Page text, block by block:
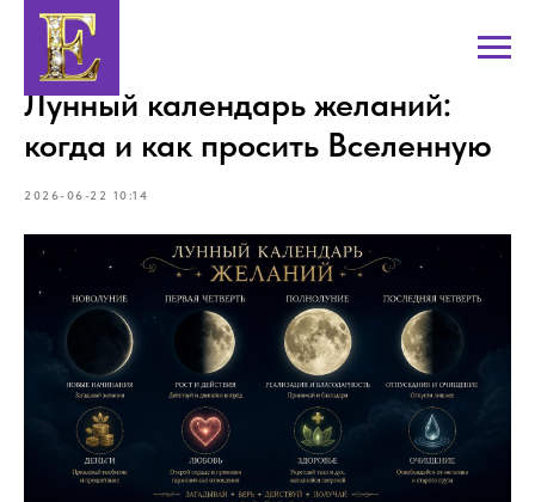
Лунный календарь желаний:
когда и как просить Вселенную
2026-06-22 10:14